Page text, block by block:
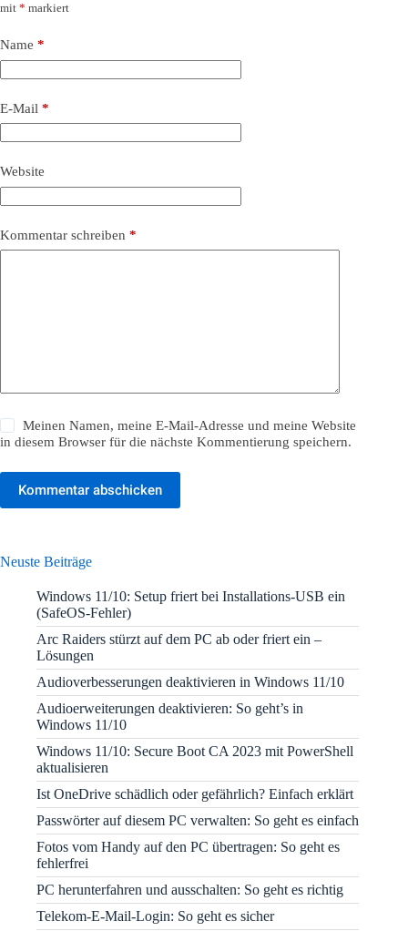
mit * markiert
Name *
E-Mail *
Website
Kommentar schreiben *
Meinen Namen, meine E-Mail-Adresse und meine Website
in diesem Browser für die nächste Kommentierung speichern.
Kommentar abschicken
Neuste Beiträge
Windows 11/10: Setup friert bei Installations-USB ein
(SafeOS-Fehler)
Arc Raiders stürzt auf dem PC ab oder friert ein –
Lösungen
Audioverbesserungen deaktivieren in Windows 11/10
Audioerweiterungen deaktivieren: So geht’s in
Windows 11/10
Windows 11/10: Secure Boot CA 2023 mit PowerShell
aktualisieren
Ist OneDrive schädlich oder gefährlich? Einfach erklärt
Passwörter auf diesem PC verwalten: So geht es einfach
Fotos vom Handy auf den PC übertragen: So geht es
fehlerfrei
PC herunterfahren und ausschalten: So geht es richtig
Telekom-E-Mail-Login: So geht es sicher